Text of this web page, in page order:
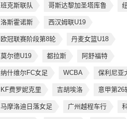
班克斯联队 哥斯达黎加圣塔库鲁
洛斯霍诺斯 西汉姆联U19
欧冠联赛阶段第8轮 丹麦女篮U18
莫尔德U19 都拉斯 阿舒福特
纳什维尔FC女足 WCBA 保利尼亚
KF费罗妮克里 吉胡埃洛 意甲第26
马摩洛迪日落女足 广州越程车行